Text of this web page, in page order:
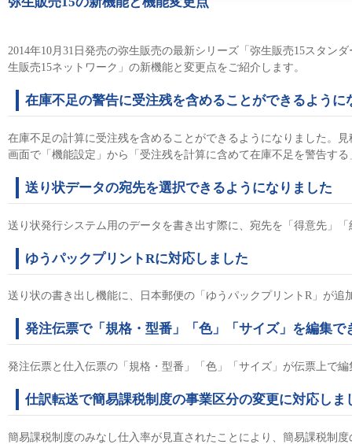
2014年10月31日発売の弥生販売の最新シリーズ「弥生販売15スタン
生販売15ネットワーク」の新機能と変更点をご紹介します。
在庫不足の警告に受注残を含めることができるように
在庫不足の計算に受注残を含めることができるようになりました。
画面で「機能設定」から「受注残を計算に含めて在庫不足を警告す
送り状データの宛先を選択できるようになりました
送り状発行システム用のデータを書き出す際に、宛先を「得意先」
ゆうパックプリントRに対応しました
送り状の書き出し機能に、日本郵便の「ゆうパックプリントR」が追
発注伝票で「規格・型番」「色」「サイズ」を編集で
発注伝票と仕入伝票の「規格・型番」「色」「サイズ」が伝票上で
仕訳転送で簡易課税制度の事業区分の変更に対応しま
簡易課税制度のみなし仕入率が見直されたことにより、簡易課税制